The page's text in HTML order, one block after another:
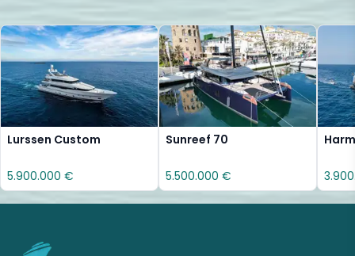
Lurssen Custom
5.900.000 €
Sunreef 70
5.500.000 €